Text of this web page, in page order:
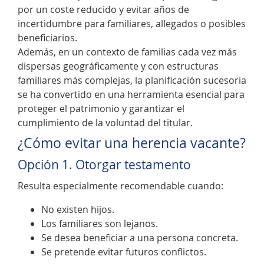
por un coste reducido y evitar años de
incertidumbre para familiares, allegados o posibles
beneficiarios.
Además, en un contexto de familias cada vez más
dispersas geográficamente y con estructuras
familiares más complejas, la planificación sucesoria
se ha convertido en una herramienta esencial para
proteger el patrimonio y garantizar el
cumplimiento de la voluntad del titular.
¿Cómo evitar una herencia vacante?
Opción 1. Otorgar testamento
Resulta especialmente recomendable cuando:
No existen hijos.
Los familiares son lejanos.
Se desea beneficiar a una persona concreta.
Se pretende evitar futuros conflictos.